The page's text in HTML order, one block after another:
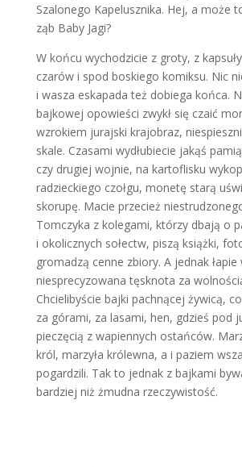
Szalonego Kapelusznika. Hej, a może
ząb Baby Jagi?
W końcu wychodzicie z groty, z
czarów i spod boskiego komiksu. Nic
i wasza eskapada też dobiega końca.
bajkowej opowieści zwykł się czaić
wzrokiem jurajski krajobraz,
skale. Czasami wydłubiecie jakąś
czy drugiej wojnie, na kartoflisku
radzieckiego czołgu, monetę starą
skorupę. Macie przecież
Tomczyka z kolegami, którzy dbają o
i okolicznych sołectw, piszą książki,
gromadzą cenne zbiory. A jednak łapie
niesprecyzowana tęsknota za
Chcielibyście bajki pachnącej żywicą,
za górami, za lasami, hen, gdzieś pod
pieczęcią z wapiennych ostańców.
król, marzyła królewna, a i paziem
pogardzili. Tak to jednak z bajkami
bardziej niż żmudna rzeczywistość.